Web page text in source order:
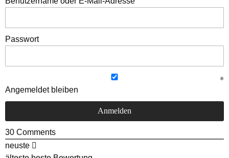
Passwort
Angemeldet bleiben
30 Comments
neuste